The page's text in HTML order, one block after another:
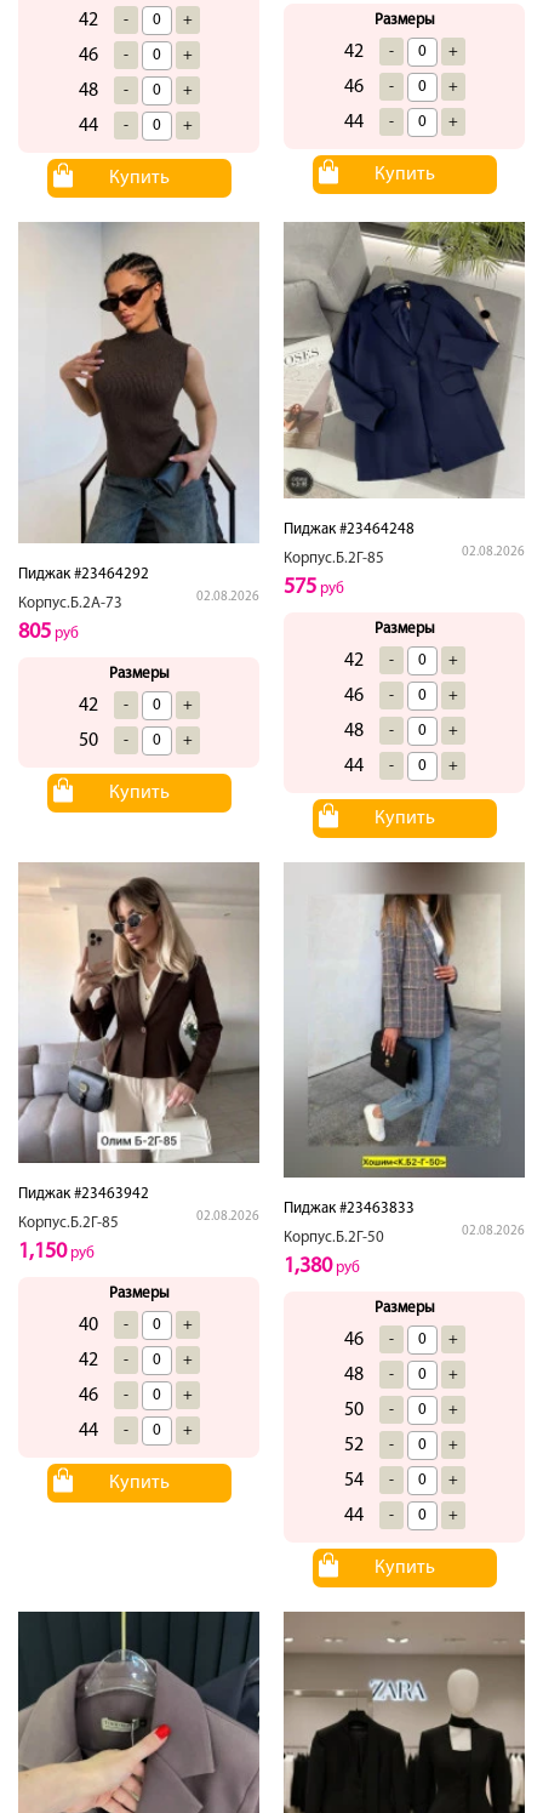
42 - +
46 - +
48 - +
44 - +
Купить
Размеры
42 - +
46 - +
44 - +
Купить
Пиджак #23464292
Корпус.Б.2А-73
02.08.2026
805 руб
Размеры
42 - +
50 - +
Купить
Пиджак #23464248
Корпус.Б.2Г-85
02.08.2026
575 руб
Размеры
42 - +
46 - +
48 - +
44 - +
Купить
Пиджак #23463942
Корпус.Б.2Г-85
02.08.2026
1,150руб
Размеры
40 - +
42 - +
46 - +
44 - +
Купить
Пиджак #23463833
Корпус.Б.2Г-50
02.08.2026
1,380руб
Размеры
46 - +
48 - +
50 - +
52 - +
54 - +
44 - +
Купить